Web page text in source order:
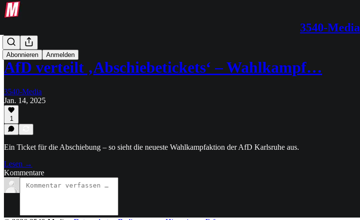
3540-Media
Abonnieren Anmelden
Text-Post
AfD verteilt ‚Abschiebetickets‘ – Wahlkampf…
3540-Media
Jan. 14, 2025
1
Ein Ticket für die Abschiebung – so sieht die neueste Wahlkampfaktion der AfD Karlsruhe aus.
Lesen →
Kommentare